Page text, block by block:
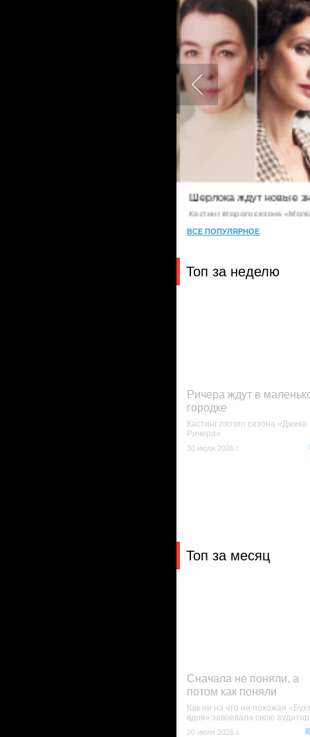
Шерлока ждут новые
Кастинг второго сезона
ВСЕ ПОПУЛЯРНОЕ
Топ за неделю
Ричера ждут в
городке
Кастинг пятого сезона «Джека
Ричера»
30 июля 2026 г.
Топ за месяц
Сначала не поняли, а
потом как поняли
Как ни на что не похожая
вдов» завоевала свою
20 июля 2026 г.